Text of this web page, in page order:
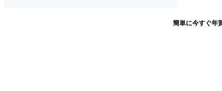
簡単に今すぐ年